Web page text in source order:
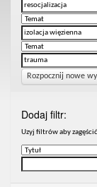
Rozpocznij nowe
Dodaj filtr:
Uzyj filtrów aby